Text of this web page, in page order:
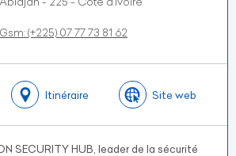
Gsm:(+225) 07 77 73 81 62
Itinéraire Site web
SECURITY HUB, leader de la sécurité